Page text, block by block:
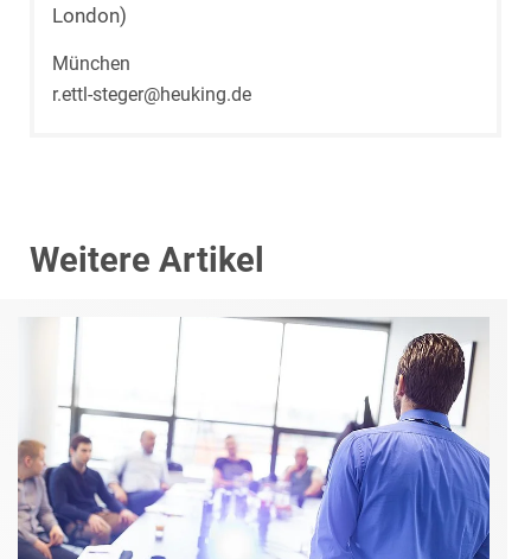
London)
München
r.ettl-steger@heuking.de
Weitere Artikel